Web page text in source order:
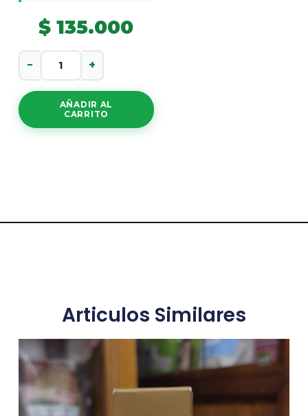
$ 135.000
Creatina
Monohidratada
cantidad
− +
AÑADIR AL
CARRITO
Articulos Similares